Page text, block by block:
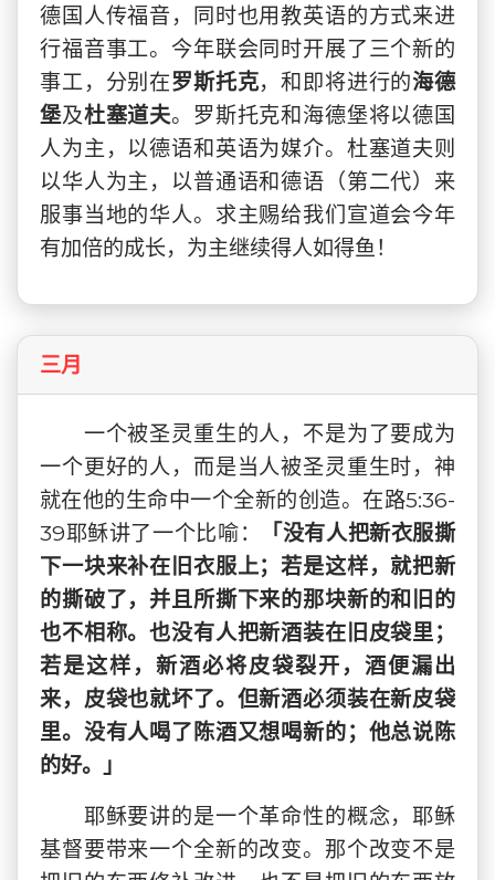
德国人传福音，同时也用教英语的方式来进
行福音事工。今年联会同时开展了三个新的
事工，分别在罗斯托克，和即将进行的海德
堡及杜塞道夫。罗斯托克和海德堡将以德国
人为主，以德语和英语为媒介。杜塞道夫则
以华人为主，以普通语和德语（第二代）来
服事当地的华人。求主赐给我们宣道会今年
有加倍的成长，为主继续得人如得鱼！
三月
一个被圣灵重生的人，不是为了要成为
一个更好的人，而是当人被圣灵重生时，神
就在他的生命中一个全新的创造。在路5:36-
39耶稣讲了一个比喻：
「没有人把新衣服撕
下一块来补在旧衣服上；若是这样，就把新
的撕破了，并且所撕下来的那块新的和旧的
也不相称。也没有人把新酒装在旧皮袋里；
若是这样，新酒必将皮袋裂开，酒便漏出
来，皮袋也就坏了。但新酒必须装在新皮袋
里。没有人喝了陈酒又想喝新的；他总说陈
的好。」
耶稣要讲的是一个革命性的概念，耶稣
基督要带来一个全新的改变。那个改变不是